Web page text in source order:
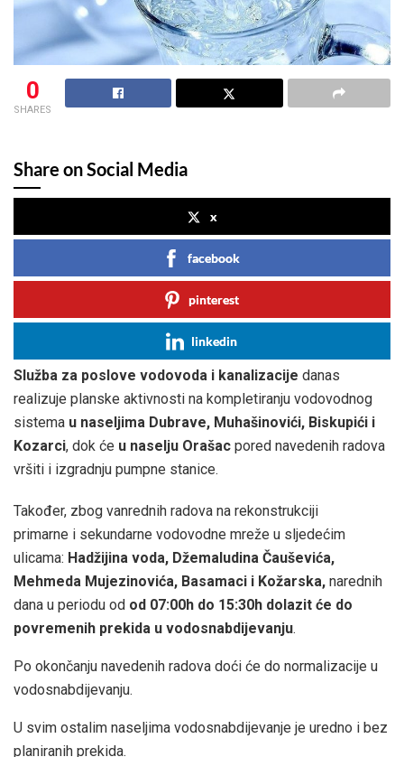
0
SHARES
Share on Social Media
x
facebook
pinterest
linkedin
Služba za poslove vodovoda i kanalizacije danas
realizuje planske aktivnosti na kompletiranju vodovodnog
sistema u naseljima Dubrave, Muhašinovići, Biskupići i
Kozarci, dok će u naselju Orašac pored navedenih radova
vršiti i izgradnju pumpne stanice.
Također, zbog vanrednih radova na rekonstrukciji
primarne i sekundarne vodovodne mreže u sljedećim
ulicama: Hadžijina voda, Džemaludina Čauševića,
Mehmeda Mujezinovića, Basamaci i Kožarska, narednih
dana u periodu od od 07:00h do 15:30h dolazit će do
povremenih prekida u vodosnabdijevanju.
Po okončanju navedenih radova doći će do normalizacije u
vodosnabdijevanju.
U svim ostalim naseljima vodosnabdijevanje je uredno i bez
planiranih prekida.